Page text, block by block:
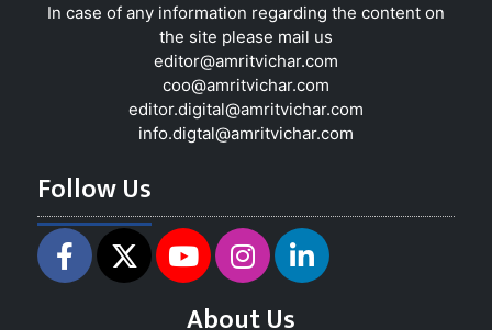
In case of any information regarding the content on
the site please mail us
editor@amritvichar.com
coo@amritvichar.com
editor.digital@amritvichar.com
info.digtal@amritvichar.com
Follow Us
About Us